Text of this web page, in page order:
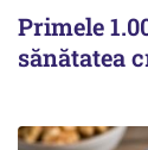
Primele
sănătatea